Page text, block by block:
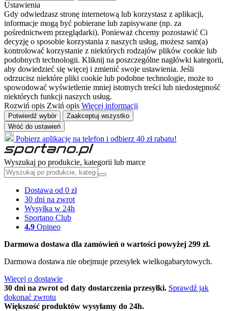
Ustawienia
Gdy odwiedzasz stronę internetową lub korzystasz z aplikacji,
informacje mogą być pobierane lub zapisywane (np. za
pośrednictwem przeglądarki). Ponieważ chcemy pozostawić Ci
decyzję o sposobie korzystania z naszych usług, możesz sam(a)
kontrolować korzystanie z niektórych rodzajów plików cookie lub
podobnych technologii. Kliknij na poszczególne nagłówki kategorii,
aby dowiedzieć się więcej i zmienić swoje ustawienia. Jeśli
odrzucisz niektóre pliki cookie lub podobne technologie, może to
spowodować wyświetlenie mniej istotnych treści lub niedostępność
niektórych funkcji naszych usług.
Rozwiń opis Zwiń opis Więcej informacji
Potwierdź wybór
Zaakceptuj wszystko
Wróć do ustawień
Pobierz aplikację na telefon i odbierz 40 zł rabatu!
Wyszukaj po produkcie, kategorii lub marce
Dostawa od 0 zł
30 dni na zwrot
Wysyłka w 24h
Sportano Club
4.9 Opineo
Darmowa dostawa dla zamówień o wartości powyżej 299 zł.
Darmowa dostawa nie obejmuje przesyłek wielkogabarytowych.
Więcej o dostawie
30 dni na zwrot od daty dostarczenia przesyłki. Sprawdź jak
dokonać zwrotu
Większość produktów wysyłamy do 24h.